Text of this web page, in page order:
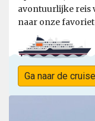
avontuurlijke reis
naar onze
Ga naar de